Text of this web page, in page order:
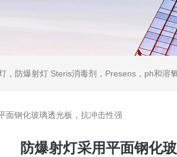
灯 Steris消毒剂，Presens，ph和溶氧，鲁米星lumiglas
面钢化玻璃透光板，抗冲击性强
防爆射灯采用平面钢化